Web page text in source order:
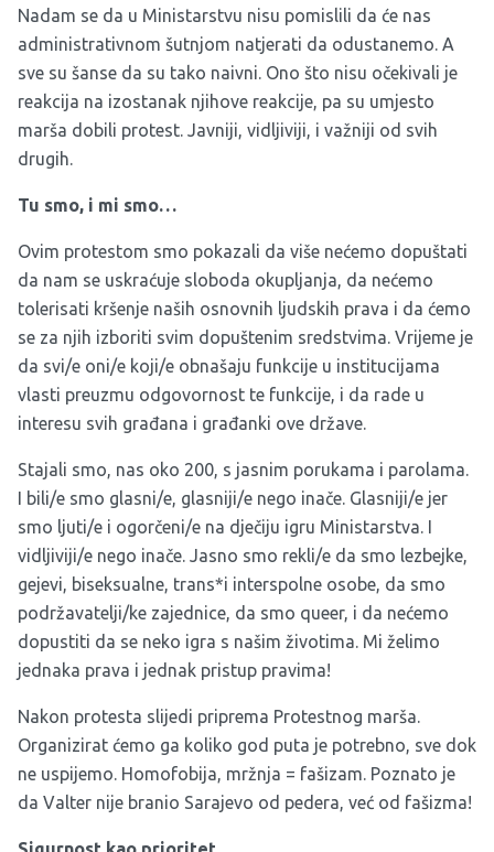
Nadam se da u Ministarstvu nisu pomislili da će nas
administrativnom šutnjom natjerati da odustanemo. A
sve su šanse da su tako naivni. Ono što nisu očekivali je
reakcija na izostanak njihove reakcije, pa su umjesto
marša dobili protest. Javniji, vidljiviji, i važniji od svih
drugih.
Tu smo, i mi smo…
Ovim protestom smo pokazali da više nećemo dopuštati
da nam se uskraćuje sloboda okupljanja, da nećemo
tolerisati kršenje naših osnovnih ljudskih prava i da ćemo
se za njih izboriti svim dopuštenim sredstvima. Vrijeme je
da svi/e oni/e koji/e obnašaju funkcije u institucijama
vlasti preuzmu odgovornost te funkcije, i da rade u
interesu svih građana i građanki ove države.
Stajali smo, nas oko 200, s jasnim porukama i parolama.
I bili/e smo glasni/e, glasniji/e nego inače. Glasniji/e jer
smo ljuti/e i ogorčeni/e na dječiju igru Ministarstva. I
vidljiviji/e nego inače. Jasno smo rekli/e da smo lezbejke,
gejevi, biseksualne, trans*i interspolne osobe, da smo
podržavatelji/ke zajednice, da smo queer, i da nećemo
dopustiti da se neko igra s našim životima. Mi želimo
jednaka prava i jednak pristup pravima!
Nakon protesta slijedi priprema Protestnog marša.
Organizirat ćemo ga koliko god puta je potrebno, sve dok
ne uspijemo. Homofobija, mržnja = fašizam. Poznato je
da Valter nije branio Sarajevo od pedera, već od fašizma!